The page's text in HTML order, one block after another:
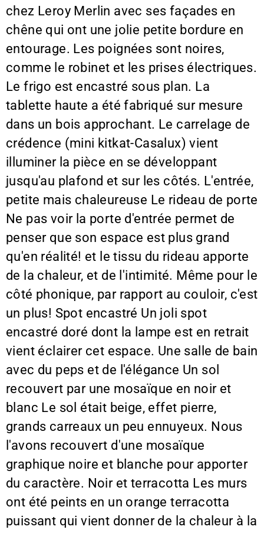
chez Leroy Merlin avec ses façades en
chêne qui ont une jolie petite bordure en
entourage. Les poignées sont noires,
comme le robinet et les prises électriques.
Le frigo est encastré sous plan. La
tablette haute a été fabriqué sur mesure
dans un bois approchant. Le carrelage de
crédence (mini kitkat-Casalux) vient
illuminer la pièce en se développant
jusqu'au plafond et sur les côtés. L'entrée,
petite mais chaleureuse Le rideau de porte
Ne pas voir la porte d'entrée permet de
penser que son espace est plus grand
qu'en réalité! et le tissu du rideau apporte
de la chaleur, et de l'intimité. Même pour le
côté phonique, par rapport au couloir, c'est
un plus! Spot encastré Un joli spot
encastré doré dont la lampe est en retrait
vient éclairer cet espace. Une salle de bain
avec du peps et de l'élégance Un sol
recouvert par une mosaïque en noir et
blanc Le sol était beige, effet pierre,
grands carreaux un peu ennuyeux. Nous
l'avons recouvert d'une mosaïque
graphique noire et blanche pour apporter
du caractère. Noir et terracotta Les murs
ont été peints en un orange terracotta
puissant qui vient donner de la chaleur à la